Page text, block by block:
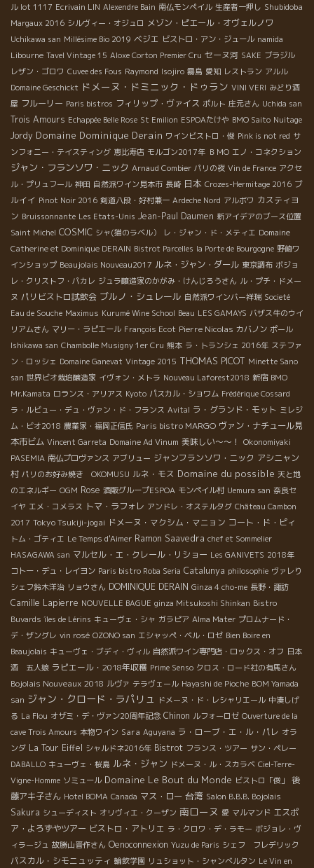
ル lot 1117 Ecrivain LIN Alexendre Bain 南仏モンペイル 生産者一押し Shubidoba
Margaux 2016 シルヴィー・オジュロ メゾン・ピエール・オヴェルノワ
Uchikawa san Millésime Bio 2019 ベジエ ビストロ・アン・ジュール namida
Libourne Tavel Vintage 15 Aloxe Corton Premier Cru セーヌ河 SAKE ブラジル
レザン・ゴロワ Cuvee des Fous Raymond Isojiro 霧島 愛知 レストラン アルル
Domaine Geschickt ドメーヌ・ドミニック・ドゥラン VINI VERI みどり酒
屋 フルーリー Paris bistros フィリップ・ヴァイス ポルト 庄元さん Uchida san
Trois Amours Echappée Belle Rose St Emilion ESPOAたけや BMO Saito Nuitage
Jordy Domaine Dominique Derain ワインビストロ・俊 Pink is not red サ
ンフォニー・テイスティング 恵比寿店 モルゴン2017年 ＢＭО エノ・コネクション
ジャン・フランソワ・ニック Arnaud Combier パリの夜 Vin de France アクセ
ル・プリュフール 神田 自然派ワイン見本市 長崎 日本 Crozes-Hermitage 2016 ブ
ルイイ Pinot Noir 2016 剣道八段・好村兼一 Ardeche Nord アルボワ カスティヨ
ン Bruissonnante Les Etats-Unis Jean-Paul Daumen 新アイデアのブース位置
Saint Michel COSMIC シャ(猫のラベル） レ・ジャン・ド・メティエ Domaine
Catherine et Dominique DERAIN Bistrot Parcelles la Porte de Bourgogne 野崎ワ
インショップ Beaujolais Nouveau2017 ルネ・ジャン・ダール 東京調布 ボジョ
レ・クリストフ・パカレ ジュラ醸造家のかがみ・けんじろうさん ル・プチ・ドメー
ヌ パリビストロ試飲会 ブルノ・シュレール 自然派ワインバー祥瑞 Societé
Eau de Souche Maximus Kurumé Wine School Beau LES GAMAYS バザス牛のウイ
リアムさん マリー・ラピエール François Ecot Pierre Nicolas カバノン ポール
Ishikawa san Chambolle Musigny 1er Cru 熊本 ラ・トランシェ 2016年 ステファ
ン・ロッシェ Domaine Ganevat Vintage 2015 THOMAS PICOT Minette Sano
san 世界ビオ栽培醸造家 イヴォン・メトラ Nouveau Laforest2018 新宿 BMO
Mr.Kamata ロランス・アリアス Kyoto パスカル・ショワム Frédérique Cossard
ラ・ルビュー・デュ・ヴァン・ド・フランス Avital ラ・グランド・モット ミレジ
ム・ビオ2018 農業家・福岡正信氏 Paris bistro MARGO ヴァン・ナチュール見
本市ビム Vincent Garreta Domaine Ad Vinum 美味しい～～！
Okonomiyaki
PASEMIA 南仏プロヴァンス アブリュー ジャンフランソワ・ニック アシニャン
村 パリのお好み焼き OKOMUSU ルネ・モス Domaine du possible 天と地
のエネルギー OGM Rose 酒販グループESPOA モンペイル村 Uemura san 奈良セ
イヤ エメ・コメラス トマ・ラフォレ アンドレ・オステルタグ Château Cambon
2017 Tokyo Tsukiji-jogai ドメーヌ・マクシム・マニョン コート・ド・ピィ
トム・ゴティエ Le Temps d'Aimer Ramon Saavedra chef et Sommelier
HASAGAWA san マルセル・エ・クレール・リショー Les GANIVETS 2018年
コトー・デュ・レイヨン Paris bistro Roba Seria Catalunya philosophie ヴァレり
シェフ鈴木洋治 リョウさん DOMINIQUE DERAIN Ginza 4 cho-me 長野・諏訪
Camille Lapierre NOUVELLE BAGUE ginza Mitsukoshi Shinkan Bistro
Buvards îles de Lérins キューヴェ・シャ ガラピア Alma Mater プロムナード・
デ・ザングレ vin rosé OZONO san エシャッペ・ベル・ロゼ Bien Boire en
Beaujolais キューヴェ・ブディ・ヴィル 自然派ワイン専門店・ロックス・オフ 日本
酒 五人娘 ラピエール・2018年収穫 Prime Senso クロス・ロード社の有馬さん
Bojolais Nouveaux 2018 ルヴァ テラヴェール Hayashi de Pioche BOM Yamada
san ジャン・クロード・ラパリュ ドメーヌ・ド・レシャリエール 中湊しげ
る La Flou オザミ・デ・ヴァン20周年記念 Chinon ルフォーロゼ Ouverture de la
cave Trois Amours 本物ワイン Sara Aguyana ラ・ローブ・エ・ル・パレ オラ
ンダ La Tour Eiffel シャルドネ2016年 Bistrot フランス・ツアー サン・ペレー
DABALLO キューヴェ・桜島 ルネ・ジャン ドメーヌ・ル・スカラベ Ciel-Terre-
Vigne-Homme ソミュール Domaine Le Bout du Monde ビストロ「俊」
後
藤アキ子さん Hotel BOMA Canada マス・ロー 台湾 Salon B.B.B. Bojolais
Sakura シューディスト オリヴィエ・クーザン 南ローヌ 愛 マルマンド エスポ
ア・よろずやツアー ビストロ・アトリエ ラ・クロワ・デ・ラモー ボジョレ・ヴ
ィラージュ 故勝山晋作さん Oenoconnexion Yuzu de Paris シェフ フレデリック
パスカル・シモニュッティ 輪飲学園 リュショット・シャンベルタン Le Vin en